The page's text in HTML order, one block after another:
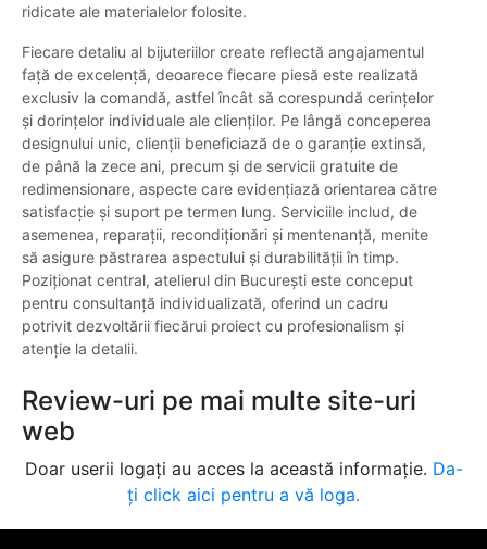
ridicate ale materialelor folosite.
Fiecare detaliu al bijuteriilor create reflectă angajamentul
față de excelență, deoarece fiecare piesă este realizată
exclusiv la comandă, astfel încât să corespundă cerințelor
și dorințelor individuale ale clienților. Pe lângă conceperea
designului unic, clienții beneficiază de o garanție extinsă,
de până la zece ani, precum și de servicii gratuite de
redimensionare, aspecte care evidențiază orientarea către
satisfacție și suport pe termen lung. Serviciile includ, de
asemenea, reparații, recondiționări și mentenanță, menite
să asigure păstrarea aspectului și durabilității în timp.
Poziționat central, atelierul din București este conceput
pentru consultanță individualizată, oferind un cadru
potrivit dezvoltării fiecărui proiect cu profesionalism și
atenție la detalii.
Review-uri pe mai multe site-uri
web
Doar userii logați au acces la această informație. Da-
ți click aici pentru a vă loga.